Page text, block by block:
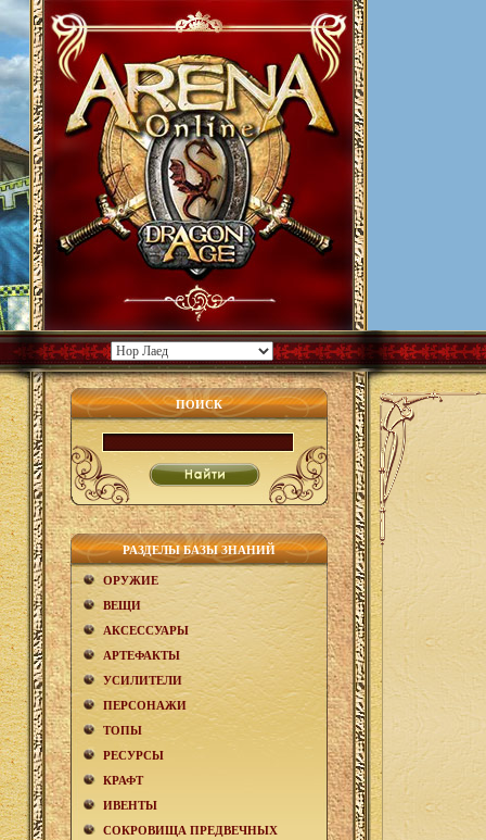
ПОИСК
РАЗДЕЛЫ БАЗЫ ЗНАНИЙ
ОРУЖИЕ
ВЕЩИ
АКCЕСCУАРЫ
АРТЕФАКТЫ
УСИЛИТЕЛИ
ПЕРСОНАЖИ
ТОПЫ
РЕСУРСЫ
КРАФТ
ИВЕНТЫ
СОКРОВИЩА ПРЕДВЕЧНЫХ